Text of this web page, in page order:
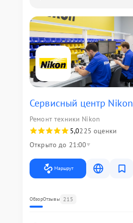
Сервисный центр Nikon
Ремонт техники Nikon
5,0225 оценки
Открыто до 21:00
Маршрут
ОбзорОтзывы 215